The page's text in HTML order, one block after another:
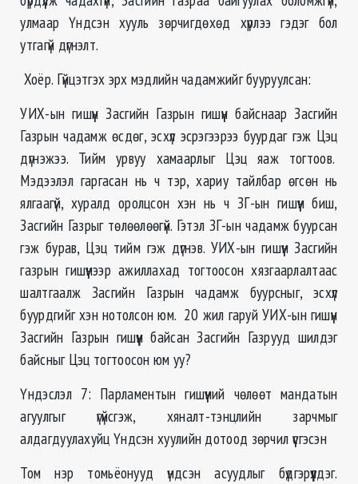
улмаар Үндсэн хууль зөрчигдөхөд хүрлээ гэдэг бол
утгагүй дүгнэлт.
Хоёр. Гүйцэтгэх эрх мэдлийн чадамжийг бууруулсан:
УИХ-ын гишүүн Засгийн Газрын гишүүн байснаар Засгийн
Газрын чадамж өсдөг, эсхүл эсрэгээрээ буурдаг гэж Цэц
дүгнэжээ. Тийм урвуу хамаарлыг Цэц яаж тогтоов.
Мэдээлэл гаргасан нь ч тэр, хариу тайлбар өгсөн нь
ялгаагүй, хуралд оролцсон хэн нь ч ЗГ-ын гишүүн биш,
Засгийн Газрыг төлөөлөөгүй. Гэтэл ЗГ-ын чадамж буурсан
гэж бурав, Цэц тийм гэж дүгнэв. УИХ-ын гишүүн Засгийн
газрын гишүүнээр ажиллахад тогтоосон хязгаарлалтаас
шалтгаалж Засгийн Газрын чадамж буурсныг, эсхүл
буурдгийг хэн нотолсон юм. 20 жил гаруй УИХ-ын гишүүн
Засгийн Газрын гишүүн байсан Засгийн Газрууд шилдэг
байсныг Цэц тогтоосон юм уу?
Үндэслэл 7: Парламентын гишүүний чөлөөт мандатын
агуулгыг үгүйсгэж, хяналт-тэнцлийн зарчмыг
алдагдуулахуйц Үндсэн хуулийн дотоод зөрчил үүсгэсэн
Том нэр томьёонууд үндсэн асуудлыг бүдгэрүүлдэг.